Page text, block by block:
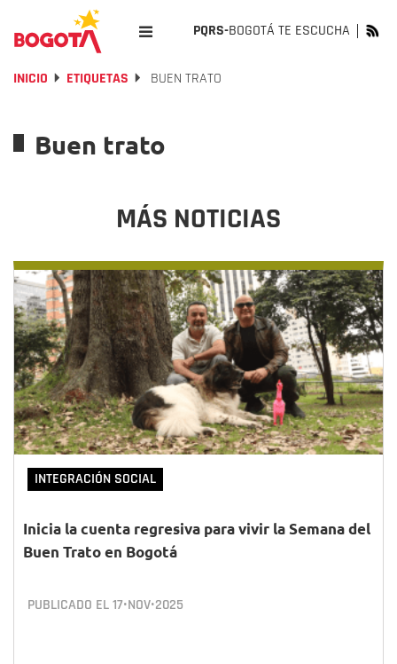
PQRS-BOGOTÁ TE ESCUCHA
INICIO ETIQUETAS BUEN TRATO
Buen trato
MÁS NOTICIAS
INTEGRACIÓN SOCIAL
Inicia la cuenta regresiva para vivir la Semana del
Buen Trato en Bogotá
PUBLICADO EL17•NOV•2025